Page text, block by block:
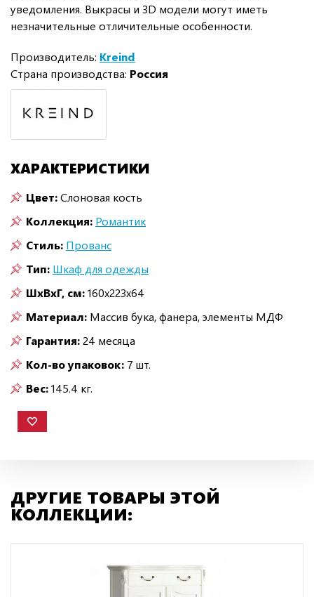
уведомления. Выкрасы и 3D модели могут иметь
незначительные отличительные особенности.
Производитель: Kreind
Страна производства: Россия
ХАРАКТЕРИСТИКИ
Цвет:Слоновая кость
Коллекция: Романтик
Стиль: Прованс
Тип: Шкаф для одежды
ШxВxГ, см:160x223x64
Материал: Массив бука, фанера, элементы МДФ
Гарантия:24 месяца
Кол-во упаковок: 7 шт.
Вес:145.4 кг.
ДРУГИЕ ТОВАРЫ ЭТОЙ
КОЛЛЕКЦИИ: